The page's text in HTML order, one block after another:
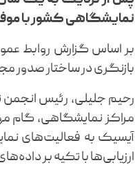
نمایشگاهی کشور با
بر اساس گزارش روابط
بازنگری در ساختار صدور
رحیم جلیلی، رئیس انجمن
مراکز نمایشگاهی، گام
آیسیک به فعالیت‌های
ارزیابی‌ها با تکیه بر